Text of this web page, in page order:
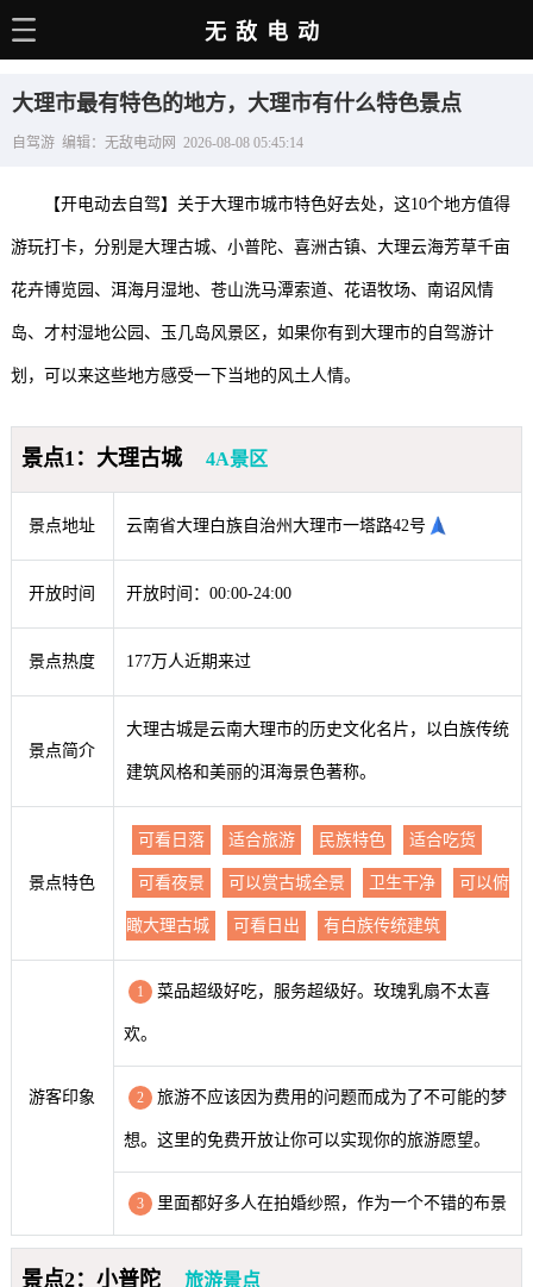
电动百科
选车推荐
充电站
用车百科
销量榜
经销商
无敌电动
大理市最有特色的地方，大理市有什么特色景点
自驾游 编辑：无敌电动网 2026-08-08 05:45:14
【开电动去自驾】关于大理市城市特色好去处，这10个地方值得
游玩打卡，分别是大理古城、小普陀、喜洲古镇、大理云海芳草千亩
花卉博览园、洱海月湿地、苍山洗马潭索道、花语牧场、南诏风情
岛、才村湿地公园、玉几岛风景区，如果你有到大理市的自驾游计
划，可以来这些地方感受一下当地的风土人情。
景点1：大理古城 4A景区
景点地址 云南省大理白族自治州大理市一塔路42号
开放时间 开放时间：00:00-24:00
景点热度 177万人近期来过
景点简介
大理古城是云南大理市的历史文化名片，以白族传统
建筑风格和美丽的洱海景色著称。
景点特色
可看日落 适合旅游 民族特色 适合吃货
可看夜景 可以赏古城全景 卫生干净 可以俯
瞰大理古城 可看日出 有白族传统建筑
游客印象
1 菜品超级好吃，服务超级好。玫瑰乳扇不太喜
欢。
2 旅游不应该因为费用的问题而成为了不可能的梦
想。这里的免费开放让你可以实现你的旅游愿望。
3 里面都好多人在拍婚纱照，作为一个不错的布景
景点2：小普陀 旅游景点